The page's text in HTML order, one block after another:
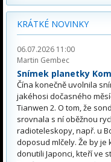
KRÁTKÉ NOVINKY
06.07.2026 11:00
Martin Gembec
Snímek planetky
Čína konečně uvolnila
jakéhosi dočasného
Tianwen 2. O tom, že
srovnala s ní oběžnou
radioteleskopy, např. u
doposud mlčely. Že by
donutili Japonci, kteří ve